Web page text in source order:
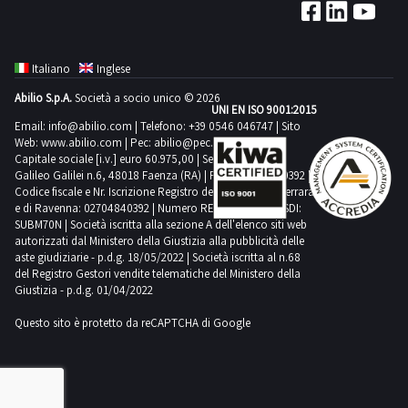
giornata-
Relativamente
IPhone
presenti
nella
vendita
non
è
stato
possibile
verificare
svolgimento
delle
attività
di
ritiro
dal
giorno
concordato:
1
giorno
palmari
Amazon
|
N.
| 6
Personal
computer
marca
Lenovo
|
Si
consiglia
un’ispezione
sul
posto.NOTE
PER
RITIRO:-
tempistica
massima
prevista
lo
molto
altro.Consulta
documento
PDF
Lotto
6
dalla
sezione
documentazione
per
visionare
MFC-
L2410DN-
e
altro.Consulta
il
documento
PDF
Lotto
5
dalla
documentazione
Italiano
Inglese
Abilio S.p.A.Società a socio unico © 2026
Email: info@abilio.com | Telefono: +39 0546 046747 | Sito
Web: www.abilio.com | Pec: abilio@pec.illimity.com
Capitale sociale [i.v.] euro 60.975,00 | Sede legale in Via
Galileo Galilei n.6, 48018 Faenza (RA) | P.IVA: 02704840392 |
Codice fiscale e Nr. Iscrizione Registro delle Imprese di Ferrara
e di Ravenna: 02704840392 | Numero REA RA 224830 | SDI:
SUBM70N | Società iscritta alla sezione A dell'elenco siti web
autorizzati dal Ministero della Giustizia alla pubblicità delle
aste giudiziarie - p.d.g. 18/05/2022 | Società iscritta al n.68
del Registro Gestori vendite telematiche del Ministero della
Giustizia - p.d.g. 01/04/2022
Questo sito è protetto da reCAPTCHA di Google
UNI EN ISO 9001:2015